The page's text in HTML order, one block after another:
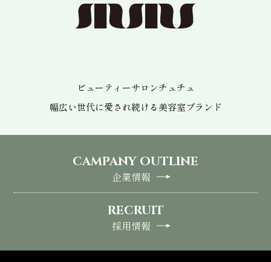
ビューティーサロンチュチュ
幅広い世代に愛され続ける 美容室ブランド
CAMPANY OUTLINE
企業情報
RECRUIT
採用情報